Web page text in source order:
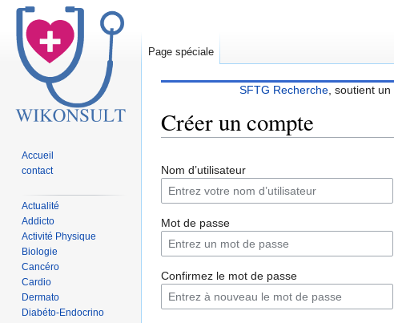
SFTG Recherche, soutient un
Créer un compte
à
à
Nom d’utilisateur
Mot de passe
Confirmez le mot de passe
Page spéciale
Accueil
contact
Actualité
Addicto
Activité Physique
Biologie
Cancéro
Cardio
Dermato
Diabéto-Endocrino